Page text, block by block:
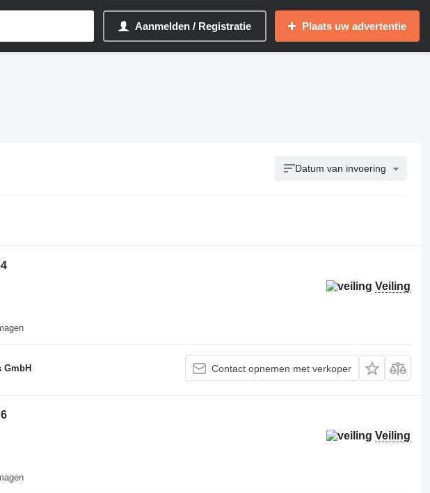
Aanmelden / Registratie Plaats uw advertentie
Datum van invoering
Veiling
GmbH Contact opnemen met verkoper
Veiling